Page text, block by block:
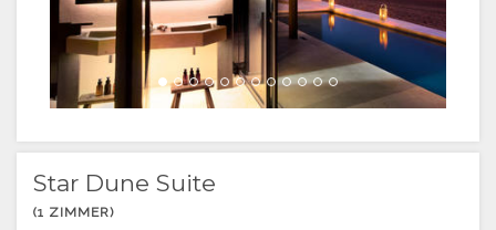
Star Dune Suite
(1 ZIMMER)